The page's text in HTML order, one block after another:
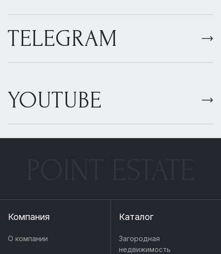
TELEGRAM
YOUTUBE
Компания
О компании
Каталог
Загородная
недвижимость